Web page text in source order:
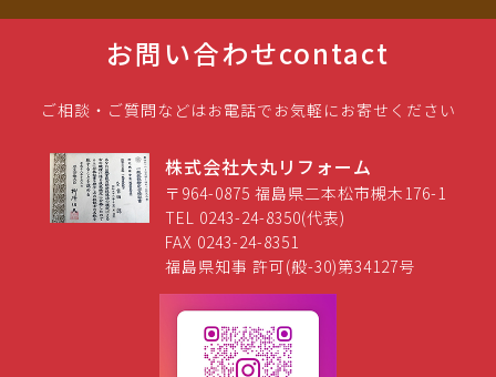
お問い合わせcontact
ご相談・ご質問などはお電話でお気軽にお寄せください
株式会社大丸リフォーム
〒964-0875 福島県二本松市槻木176-1
TEL 0243-24-8350(代表)
FAX 0243-24-8351
福島県知事 許可(般-30)第34127号